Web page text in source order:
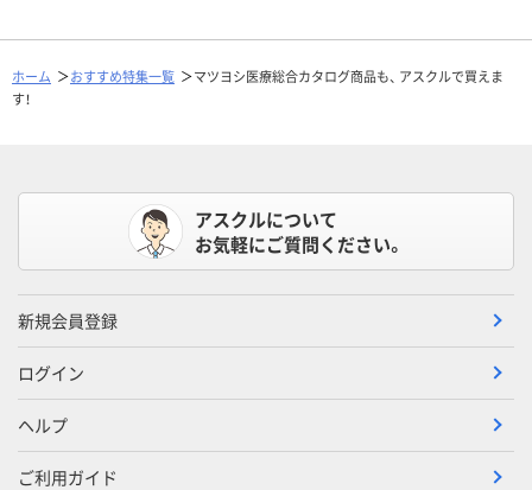
ホーム おすすめ特集一覧
マツヨシ医療総合カタログ商品も、 アスクルで買えま
す！
アスクルについて
お気軽にご質問ください。
新規会員登録
ログイン
ヘルプ
ご利用ガイド